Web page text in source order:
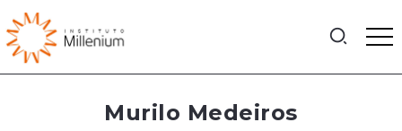
Murilo Medeiros